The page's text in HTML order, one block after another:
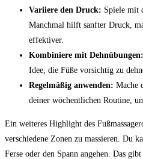
Variiere ⁣den Druck: ⁢Spiele⁣ mit
Manchmal hilft sanfter Druck,
effektiver.
Kombiniere mit‌ Dehnübungen:
Idee, die Füße vorsichtig zu
Regelmäßig ⁣anwenden: Mache
deiner wöchentlichen Routine,
Ein⁤ weiteres ‌Highlight des
verschiedene Zonen ‍zu⁣ massieren. ⁢Du
‌Ferse oder den Spann angehen. Das⁤